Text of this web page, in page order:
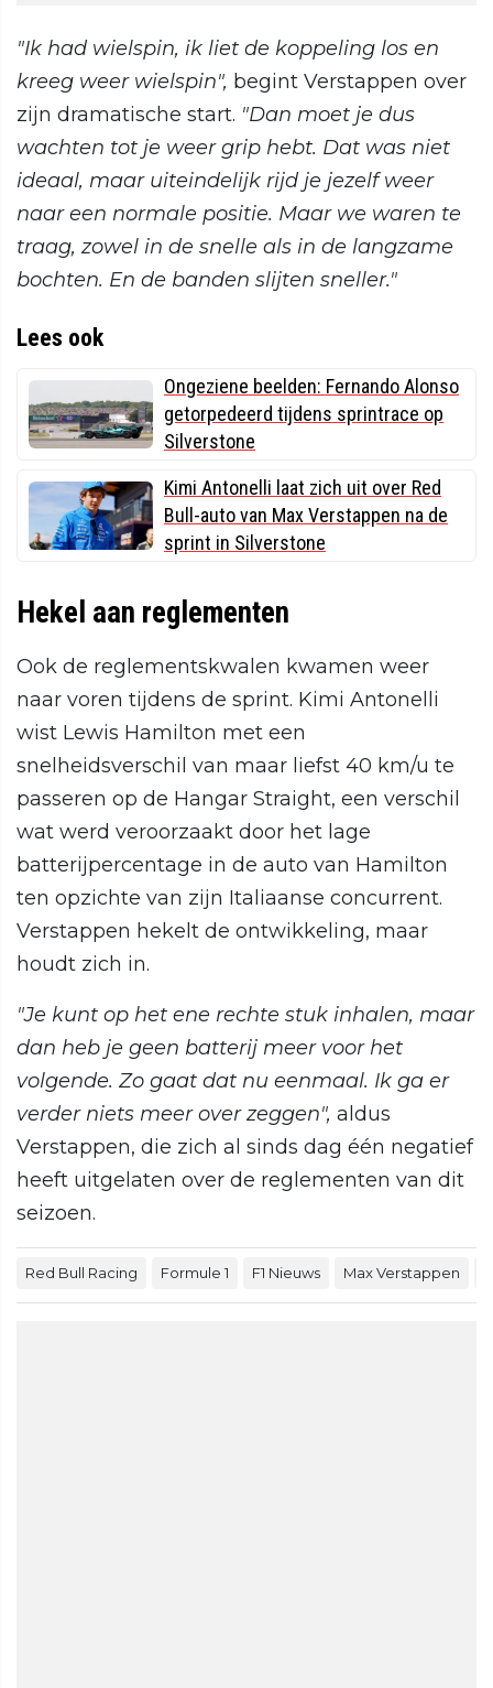
"Ik had wielspin, ik liet de koppeling los en
kreeg weer wielspin", begint Verstappen over
zijn dramatische start. "Dan moet je dus
wachten tot je weer grip hebt. Dat was niet
ideaal, maar uiteindelijk rijd je jezelf weer
naar een normale positie. Maar we waren te
traag, zowel in de snelle als in de langzame
bochten. En de banden slijten sneller."
Lees ook
Ongeziene beelden: Fernando Alonso
getorpedeerd tijdens sprintrace op
Silverstone
Kimi Antonelli laat zich uit over Red
Bull-auto van Max Verstappen na de
sprint in Silverstone
Hekel aan reglementen
Ook de reglementskwalen kwamen weer
naar voren tijdens de sprint. Kimi Antonelli
wist Lewis Hamilton met een
snelheidsverschil van maar liefst 40 km/u te
passeren op de Hangar Straight, een verschil
wat werd veroorzaakt door het lage
batterijpercentage in de auto van Hamilton
ten opzichte van zijn Italiaanse concurrent.
Verstappen hekelt de ontwikkeling, maar
houdt zich in.
"Je kunt op het ene rechte stuk inhalen, maar
dan heb je geen batterij meer voor het
volgende. Zo gaat dat nu eenmaal. Ik ga er
verder niets meer over zeggen", aldus
Verstappen, die zich al sinds dag één negatief
heeft uitgelaten over de reglementen van dit
seizoen.
Red Bull Racing Formule 1 F1 Nieuws Max Verstappen